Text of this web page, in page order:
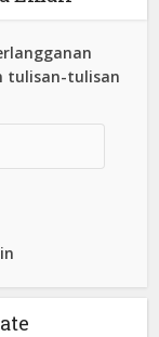
tulisan-tulisan